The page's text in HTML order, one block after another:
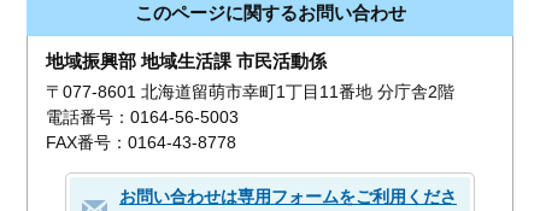
このページに関するお問い合わせ
地域振興部 地域生活課 市民活動係
〒077-8601 北海道留萌市幸町1丁目11番地 分庁舎2階
電話番号：0164-56-5003
FAX番号：0164-43-8778
お問い合わせは専用フォームをご利用くださ